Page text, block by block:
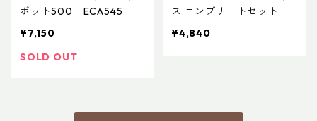
ポット500 ECA545
¥7,150
SOLD OUT
ス コンプリートセット
¥4,840